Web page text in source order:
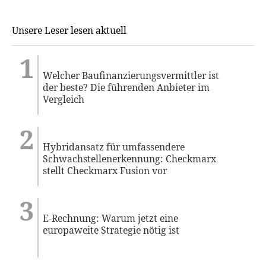
Unsere Leser lesen aktuell
Welcher Baufinanzierungsvermittler ist
der beste? Die führenden Anbieter im
Vergleich
Hybridansatz für umfassendere
Schwachstellenerkennung: Checkmarx
stellt Checkmarx Fusion vor
E-Rechnung: Warum jetzt eine
europaweite Strategie nötig ist